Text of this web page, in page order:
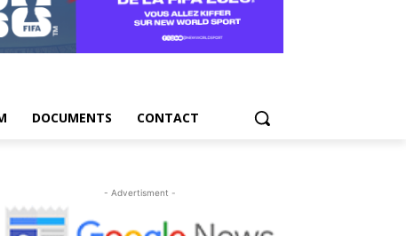
DOCUMENTS CONTACT
- Advertisment -